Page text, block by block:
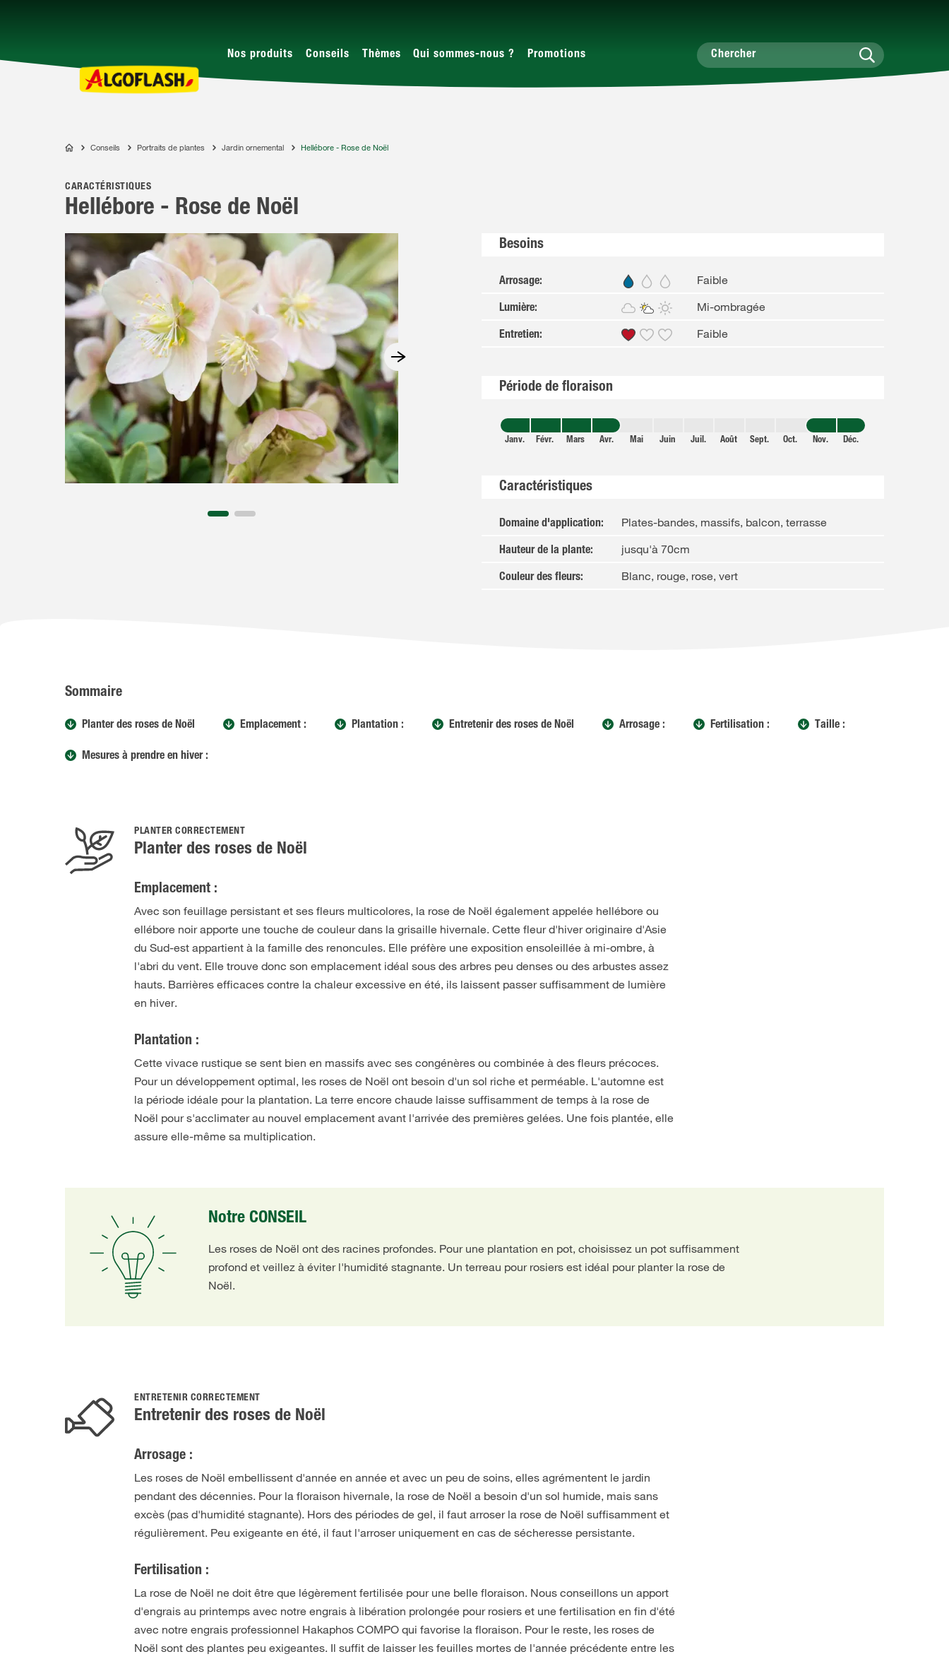
Nos produits Conseils Thèmes Qui sommes-nous ? Promotions
ALGOFLASH
Conseils Portraits de plantes Jardin ornemental Hellébore - Rose de Noël
CARACTÉRISTIQUES
Hellébore - Rose de Noël
Besoins
Arrosage: Faible
Lumière: Mi-ombragée
Entretien: Faible
Période de floraison
Janv. Févr. Mars Avr. Mai Juin Juil. Août Sept. Oct. Nov. Déc.
Caractéristiques
Domaine d'application: Plates-bandes, massifs, balcon, terrasse
Hauteur de la plante: jusqu'à 70cm
Couleur des fleurs: Blanc, rouge, rose, vert
Sommaire
Planter des roses de Noël Emplacement : Plantation : Entretenir des roses de Noël Arrosage : Fertilisation : Taille :
Mesures à prendre en hiver :
PLANTER CORRECTEMENT
Planter des roses de Noël
Emplacement :
Avec son feuillage persistant et ses fleurs multicolores, la rose de Noël également appelée hellébore ou
ellébore noir apporte une touche de couleur dans la grisaille hivernale. Cette fleur d'hiver originaire d'Asie
du Sud-est appartient à la famille des renoncules. Elle préfère une exposition ensoleillée à mi-ombre, à
l'abri du vent. Elle trouve donc son emplacement idéal sous des arbres peu denses ou des arbustes assez
hauts. Barrières efficaces contre la chaleur excessive en été, ils laissent passer suffisamment de lumière
en hiver.
Plantation :
Cette vivace rustique se sent bien en massifs avec ses congénères ou combinée à des fleurs précoces.
Pour un développement optimal, les roses de Noël ont besoin d'un sol riche et perméable. L'automne est
la période idéale pour la plantation. La terre encore chaude laisse suffisamment de temps à la rose de
Noël pour s'acclimater au nouvel emplacement avant l'arrivée des premières gelées. Une fois plantée, elle
assure elle-même sa multiplication.
Notre CONSEIL
Les roses de Noël ont des racines profondes. Pour une plantation en pot, choisissez un pot suffisamment
profond et veillez à éviter l'humidité stagnante. Un terreau pour rosiers est idéal pour planter la rose de
Noël.
ENTRETENIR CORRECTEMENT
Entretenir des roses de Noël
Arrosage :
Les roses de Noël embellissent d'année en année et avec un peu de soins, elles agrémentent le jardin
pendant des décennies. Pour la floraison hivernale, la rose de Noël a besoin d'un sol humide, mais sans
excès (pas d'humidité stagnante). Hors des périodes de gel, il faut arroser la rose de Noël suffisamment et
régulièrement. Peu exigeante en été, il faut l'arroser uniquement en cas de sécheresse persistante.
Fertilisation :
La rose de Noël ne doit être que légèrement fertilisée pour une belle floraison. Nous conseillons un apport
d'engrais au printemps avec notre engrais à libération prolongée pour rosiers et une fertilisation en fin d'été
avec notre engrais professionnel Hakaphos COMPO qui favorise la floraison. Pour le reste, les roses de
Noël sont des plantes peu exigeantes. Il suffit de laisser les feuilles mortes de l'année précédente entre les